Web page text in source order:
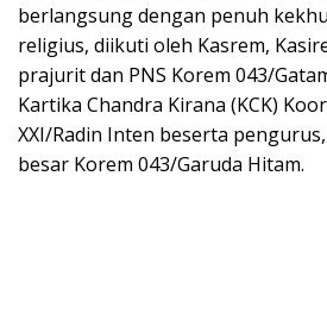
berlangsung dengan penuh
religius, diikuti oleh Kasrem,
prajurit dan PNS Korem 043/
Kartika Chandra Kirana (KCK)
XXI/Radin Inten beserta
besar Korem 043/Garuda Hitam.